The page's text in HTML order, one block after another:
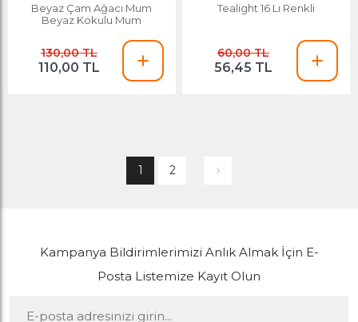
Beyaz Çam Ağacı Mum
Beyaz Kokulu Mum
130,00 TL
110,00 TL
Tealight 16 Lı Renkli
60,00 TL
56,45 TL
1 2
Kampanya Bildirimlerimizi Anlık Almak İçin E-
Posta Listemize Kayıt Olun